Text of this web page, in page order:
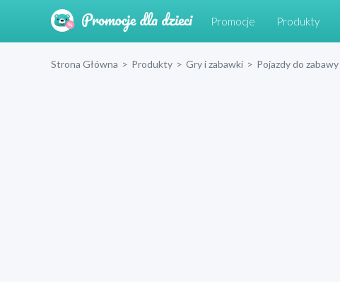
Promocje Produkty
Strona Główna > Produkty > Gry i zabawki > Pojazdy do zabawy